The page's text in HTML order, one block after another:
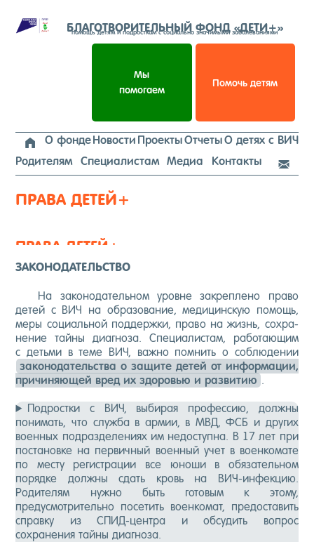
к
содержимому
БЛАГОТВОРИТЕЛЬНЫЙ ФОНД «ДЕТИ+»
помощь детям и подросткам с социально значимыми заболеваниями
Мы
помогаем
Помочь детям
 О фондеНовости ПроектыОтчетыО детях с ВИЧ
Родителям
Специалистам Медиа Контакты 
ПРА­ВА ДЕ­ТЕЙ+
ПРАВА ДЕТЕЙ+
ЗАКОНОДАТЕЛЬСТВО
На за­коно­датель­ном уров­не зак­репле­но пра­во
де­тей с ВИЧ на об­ра­зова­ние, ме­дицин­скую по­мощь,
ме­ры со­ци­аль­ной под­дер­жки, пра­во на жизнь, сох­ра­
нение тай­ны ди­аг­но­за. Спе­ци­алис­там, ра­бота­ющим
с деть­ми в те­ме ВИЧ, важ­но пом­нить о соб­лю­дении
за­коно­датель­ства о за­щите де­тей от ин­форма­ции,
при­чиня­ющей вред их здо­ровью и раз­ви­тию .
Подростки с ВИЧ, выбирая профессию, должны
понимать, что служба в армии, в МВД, ФСБ и других
военных подразделениях им недоступна. В 17 лет при
постановке на первичный военный учет в военкомате
по месту регистрации все юноши в обязательном
порядке должны сдать кровь на ВИЧ-инфекцию.
Родителям нужно быть готовым к этому,
предусмотрительно посетить военкомат, предоставить
справку из СПИД-центра и обсудить вопрос
сохранения тайны диагноза.